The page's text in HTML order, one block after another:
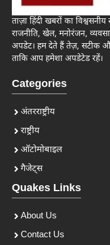
ताज़ा हिंदी खबरों का विश्वसनीय
राजनीति, खेल, मनोरंजन,
अपडेट। हम देते हैं तेज़, सटीक
ताकि आप हमेशा अपडेटेड रहें।
Categories
अंतरराष्ट्रीय
राष्ट्रीय
ऑटोमोबाइल
गैजेट्स
Quakes Links
About Us
Contact Us